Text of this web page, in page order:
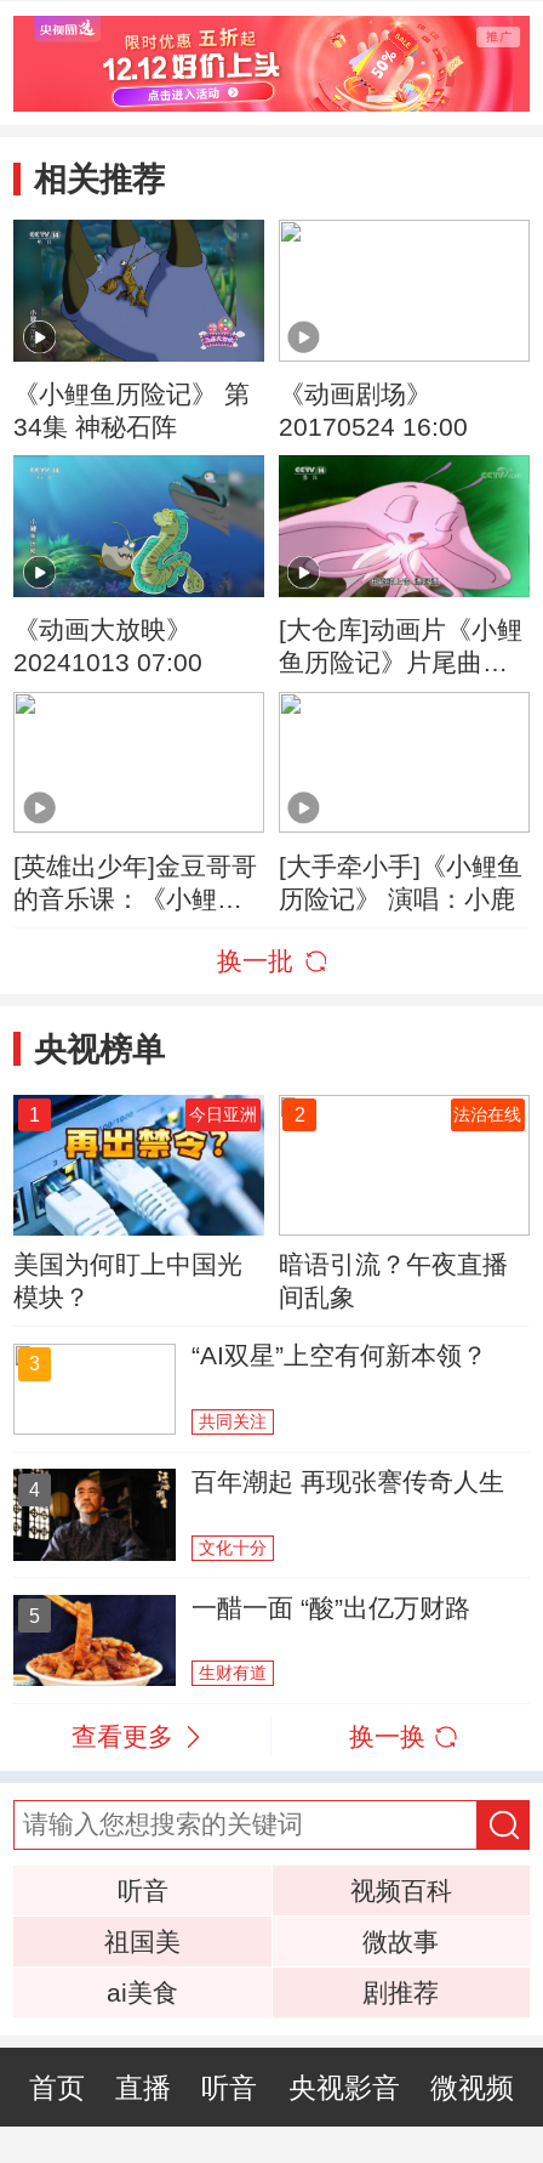
季） 好朋友
季） 戴眼镜的大
头儿子
季）
旧玩具
相关推荐
《小鲤鱼历险记》 第
34集 神秘石阵
《动画剧场》
20170524 16:00
《动画大放映》
20241013 07:00
[大仓库]动画片《小鲤
鱼历险记》片尾曲
《别看我小》
[英雄出少年]金豆哥哥
的音乐课：《小鲤鱼
[大手牵小手]《小鲤鱼
历险记》 演唱：小鹿
换一批
央视榜单
1 今日亚洲
美国为何盯上中国光
模块？
2 法治在线
暗语引流？午夜直播
间乱象
3 “AI双星”上空有何新本领？
共同关注
4 百年潮起 再现张謇传奇人生
文化十分
5 一醋一面 “酸”出亿万财路
生财有道
查看更多 换一换
听音
视频百科
祖国美
微故事
ai美食
剧推荐
首页 直播 听音 央视影音 微视频